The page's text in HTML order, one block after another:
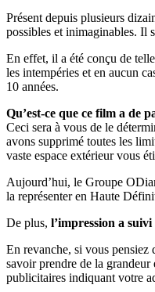
Présent depuis plusieurs
possibles et inimaginables. Il
En effet, il a été conçu de
les intempéries et en aucun
10 années.
Qu’est-ce que ce film a de
Ceci sera à vous de le
avons supprimé toutes les
vaste espace extérieur vous
Aujourd’hui, le Groupe
la représenter en Haute
De plus, l’impression a suivi
En revanche, si vous pensiez
savoir prendre de la
publicitaires indiquant votre